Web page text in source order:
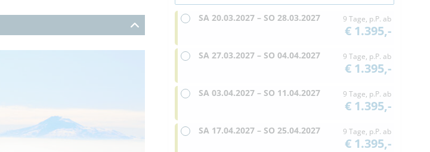
SA 20.03.2027 – SO 28.03.2027 9 Tage, p.P. ab
€ 1.395,-
SA 27.03.2027 – SO 04.04.2027 9 Tage, p.P. ab
€ 1.395,-
SA 03.04.2027 – SO 11.04.2027 9 Tage, p.P. ab
€ 1.395,-
SA 17.04.2027 – SO 25.04.2027 9 Tage, p.P. ab
€ 1.395,-